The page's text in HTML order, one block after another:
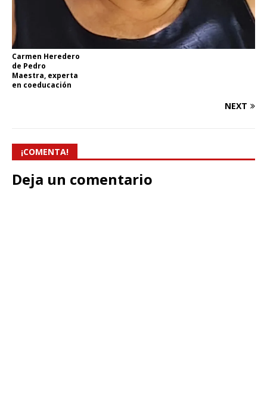
Carmen Heredero
de Pedro
Maestra, experta
en coeducación
NEXT
¡COMENTA!
Deja un comentario